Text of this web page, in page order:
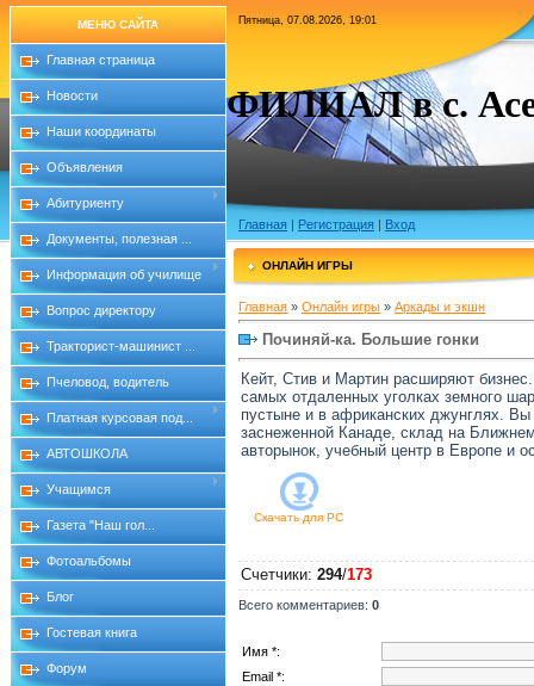
МЕНЮ САЙТА
Главная страница
Новости
Наши координаты
Объявления
Абитуриенту
Документы, полезная ...
Информация об училище
Вопрос директору
Тракторист-машинист ...
Пчеловод, водитель
Платная курсовая под...
АВТОШКОЛА
Учащимся
Газета "Наш гол...
Фотоальбомы
Блог
Гостевая книга
Форум
Пятница, 07.08.2026, 19:01
ФИЛИАЛ в с.
Главная | Регистрация | Вход
ОНЛАЙН ИГРЫ
Главная » Онлайн игры » Аркады и экшн
Починяй-ка. Большие гонки
Кейт, Стив и Мартин расширяют
самых отдаленных уголках земного
пустыне и в африканских джунглях.
заснеженной Канаде, склад на
авторынок, учебный центр в Европе и
Скачать для PC
Счетчики: 294/173
Всего комментариев: 0
Имя *:
Email *: